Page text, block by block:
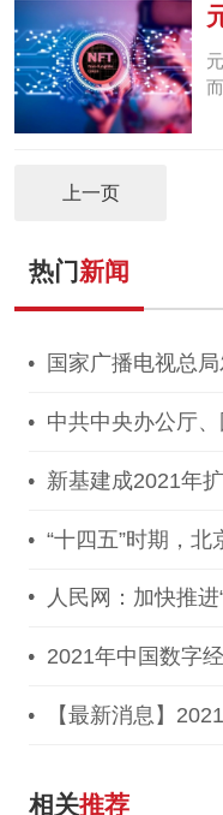
上一页
热门 新闻
国家广播电视总
中共中央办公厅
新基建成2021年
“十四五”时期，
人民网：加快推
2021年中国数字
【最新消息】
相关推荐